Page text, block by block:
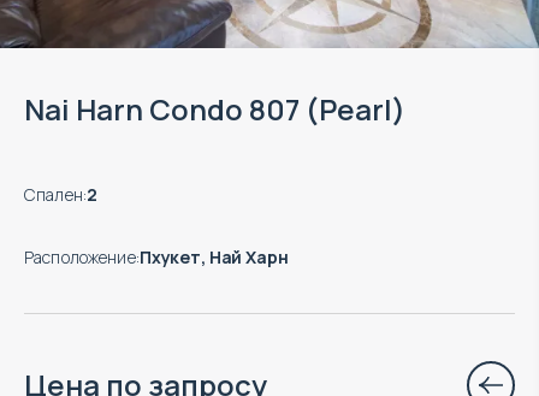
Nai Harn Condo 807 (Pearl)
Спален:2
Расположение:Пхукет, Най Харн
Цена по запросу